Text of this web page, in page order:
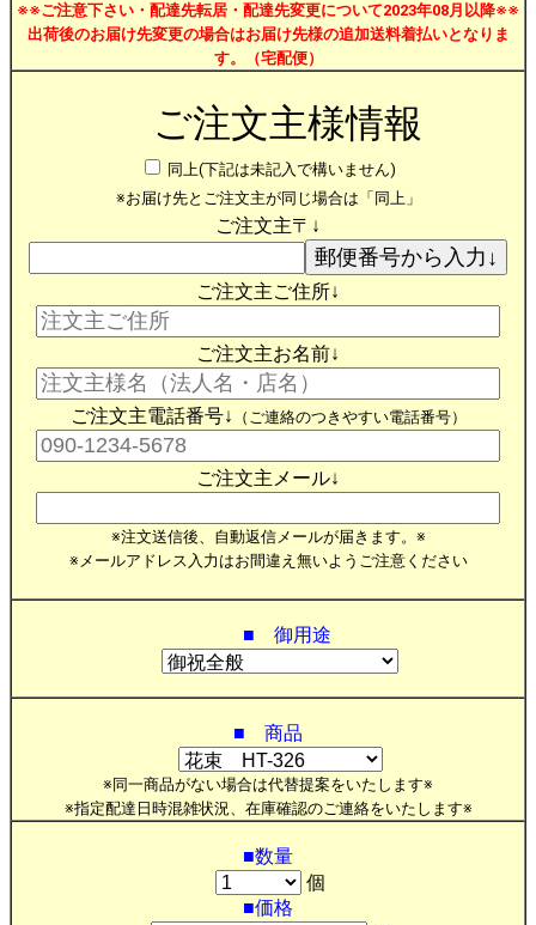
※※ご注意下さい・配達先転居・配達先変更について2023年08月以降※※
出荷後のお届け先変更の場合はお届け先様の追加送料着払いとなりま
す。（宅配便）
ご注文主様情報
同上(下記は未記入で構いません)
※お届け先とご注文主が同じ場合は「同上」
ご注文主〒↓
ご注文主ご住所↓
ご注文主お名前↓
ご注文主電話番号↓ （ご連絡のつきやすい電話番号）
ご注文主メール↓
※注文送信後、自動返信メールが届きます。※
※メールアドレス入力はお間違え無いようご注意ください
■ 御用途
■ 商品
※同一商品がない場合は代替提案をいたします※
※指定配達日時混雑状況、在庫確認のご連絡をいたします※
■数量
個
■価格